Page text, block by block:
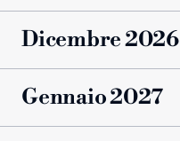
Dicembre 2026
Gennaio 2027